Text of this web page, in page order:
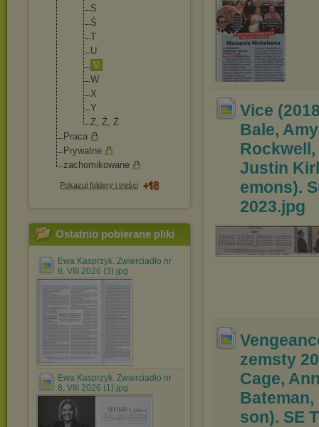
S
Ś
T
U
V
W
X
Y
Z, Ź, Ż
Praca
Prywatne
zachomikowane
Pokazuj foldery i treści
Ostatnio pobierane pliki
Ewa Kasprzyk. Zwierciadło nr
8, VIII 2026 (3).jpg
Ewa Kasprzyk. Zwierciadło nr
8, VIII 2026 (1).jpg
Vice
Bale,
Justin
emons).
2023.jpg
zemsty
Cage,
son). SE